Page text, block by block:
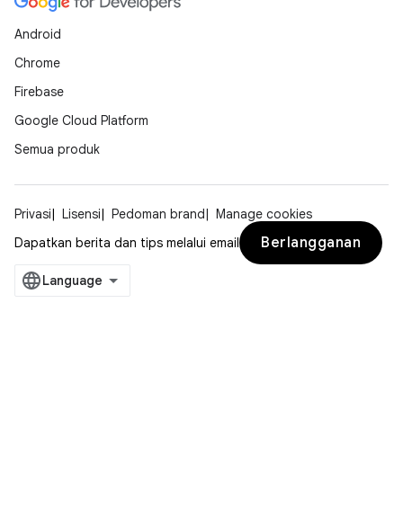
Android
Chrome
Firebase
Google Cloud Platform
Semua produk
Privasi Lisensi Pedoman brand
Manage cookies
Dapatkan berita dan tips melalui email
Berlangganan